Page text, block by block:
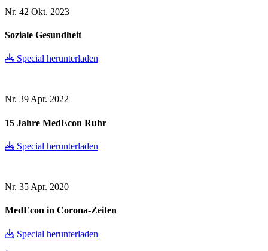
Nr. 42 Okt. 2023
Soziale Gesundheit
Special herunterladen
Nr. 39Apr. 2022
15 Jahre MedEcon Ruhr
Special herunterladen
Nr. 35 Apr. 2020
MedEcon in Corona-Zeiten
Special herunterladen